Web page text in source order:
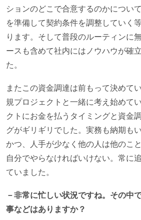
ションのどこで合意するのかについ
を準備して契約条件を調整していく
ります。そして普段のルーティンに
ースも含めて社内にはノウハウが確
た。
またこの資金調達は前もって決めて
規プロジェクトと一緒に考え始めて
クトにお金を払うタイミングと資金
グがギリギリでした。実務も納期も
かつ、人手が少なく他の人は他のこ
自分でやらなければいけない。常に
ていました。
－非常に忙しい状況ですね。その中
事などはありますか？